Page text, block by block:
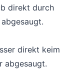
direkt durch
direkt keim
abgesaugt.